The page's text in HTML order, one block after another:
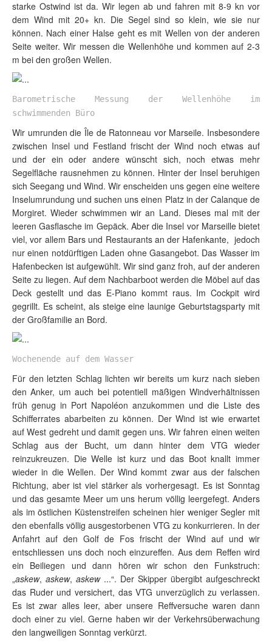
starke Ostwind ist da. Wir legen ab und fahren mit 8-9 kn vor
dem Wind mit 20+ kn. Die Segel sind so klein, wie sie nur
können. Nach einer Halse geht es mit Wellen von der anderen
Seite weiter. Wir messen die Wellenhöhe und kommen auf 2-3
m bei den großen Wellen.
Barometrische Messung der Wellenhöhe im
schwimmenden Büro
Wir umrunden die Île de Ratonneau vor Marseile. Insbesondere
zwischen Insel und Festland frischt der Wind noch etwas auf
und der ein oder andere wünscht sich, noch etwas mehr
Segelfläche rausnehmen zu können. Hinter der Insel beruhigen
sich Seegang und Wind. Wir enscheiden uns gegen eine weitere
Inselumrundung und suchen uns einen Platz in der Calanque de
Morgiret. Wieder schwimmen wir an Land. Dieses mal mit der
leeren Gasflasche im Gepäck. Aber die Insel vor Marseille bietet
viel, vor allem Bars und Restaurants an der Hafenkante, jedoch
nur einen notdürftigen Laden ohne Gasangebot. Das Wasser im
Hafenbecken ist aufgewühlt. Wir sind ganz froh, auf der anderen
Seite zu liegen. Auf dem Nachbarboot werden die Möbel auf das
Deck gestellt und das E-Piano kommt raus. Im Cockpit wird
gegrillt. Es scheint, als steige eine launige Geburtstagsparty mit
der Großfamilie an Bord.
Wochenende auf dem Wasser
Für den letzten Schlag lichten wir bereits um kurz nach sieben
den Anker, um auch bei potentiell mäßigen Windverhältnissen
früh genug in Port Napoléon anzukommen und die Liste des
Schifferrates abarbeiten zu können. Der Wind ist wie erwartet
auf West gedreht und damit gegen uns. Wir fahren einen weiten
Schlag aus der Bucht, um dann hinter dem VTG wieder
reinzukreuzen. Die Welle ist kurz und das Boot knallt immer
wieder in die Wellen. Der Wind kommt zwar aus der falschen
Richtung, aber ist viel stärker als vorhergesagt. Es ist Sonntag
und das gesamte Meer um uns herum völlig leergefegt. Anders
als im östlichen Küstenstreifen scheinen hier weniger Segler mit
den ebenfalls völlig ausgestorbenen VTG zu konkurrieren. In der
Anfahrt auf den Golf de Fos frischt der Wind auf und wir
entschliessen uns doch noch einzureffen. Aus dem Reffen wird
ein Beiliegen und dann hören wir schon den Funkstruch:
„askew, askew, askew ...“. Der Skipper übergibt aufgeschreckt
das Ruder und versichert, das VTG unverzüglich zu verlassen.
Es ist zwar alles leer, aber unsere Reffversuche waren dann
doch einer zu viel. Gerne haben wir der Verkehrsüberwachung
den langweiligen Sonntag verkürzt.